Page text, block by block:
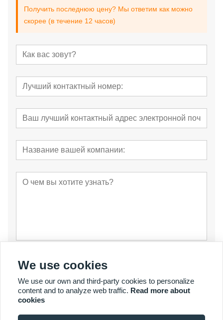
Получить последнюю цену? Мы ответим как можно
скорее (в течение 12 часов)
отправить
We use cookies
We use our own and third-party cookies to personalize
content and to analyze web traffic. Read more about
cookies